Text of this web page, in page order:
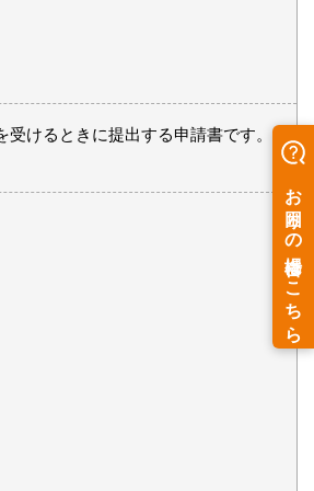
けるときに提出する申請書です。